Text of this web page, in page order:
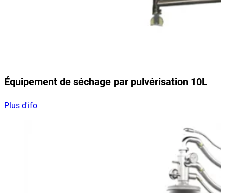
Équipement de séchage par pulvérisation 10L
Plus d'ifo